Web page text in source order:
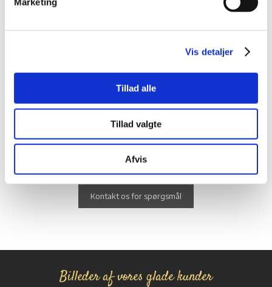
Vis detaljer
Tillad alle
Tillad valgte
Afvis
KONTAKT​
Kontakt os for spørgsmål
​Billeder af vores glade kunder